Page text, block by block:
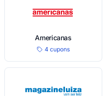
Americanas
4 cupons